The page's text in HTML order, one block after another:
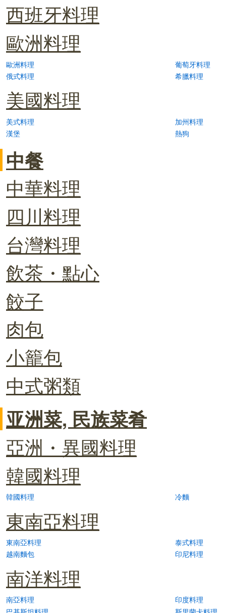
西班牙料理
歐洲料理
歐洲料理
葡萄牙料理
俄式料理
希臘料理
美國料理
美式料理
加州料理
漢堡
熱狗
中餐
中華料理
四川料理
台灣料理
飲茶・點心
餃子
肉包
小籠包
中式粥類
亚洲菜, 民族菜肴
亞洲・異國料理
韓國料理
韓國料理 冷麵
東南亞料理
東南亞料理
泰式料理
越南麵包
印尼料理
南洋料理
南亞料理
印度料理